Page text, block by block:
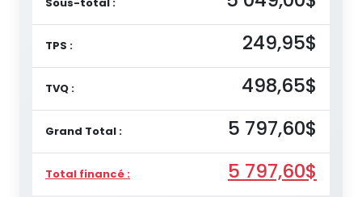
Sous-total :
TPS : 249,95$
TVQ : 498,65$
Grand Total : 5 797,60$
Total financé : 5 797,60$